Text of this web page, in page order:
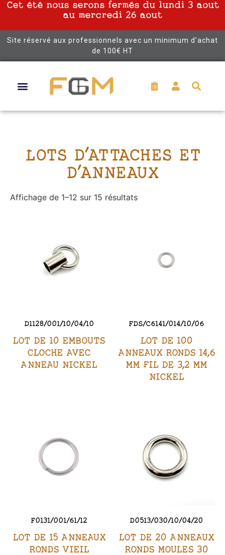
Cet été nous serons fermés du lundi 3 aout
au mercredi 26 aout
Site réservé aux professionnels avec un minimum d’achat
de 100€ HT
LOTS D'ATTACHES ET
D'ANNEAUX
Affichage de 1–12 sur 15 résultats
D1128/001/10/04/10
LOT DE 10 EMBOUTS
CLOCHE AVEC
ANNEAU NICKEL
FDS/C6141/014/10/06
LOT DE 100
ANNEAUX RONDS 14,6
MM FIL DE 3,2 MM
NICKEL
F0131/001/61/12
LOT DE 15 ANNEAUX
RONDS VIEIL
D0513/030/10/04/20
LOT DE 20 ANNEAUX
RONDS MOULES 30